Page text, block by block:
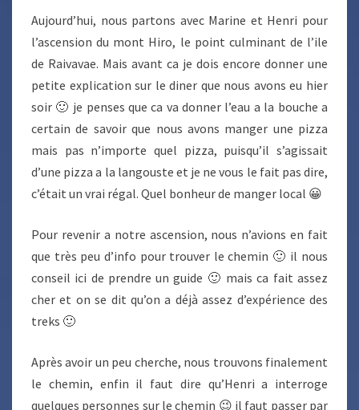
Aujourd’hui, nous partons avec Marine et Henri pour
l’ascension du mont Hiro, le point culminant de l’ile
de Raivavae. Mais avant ca je dois encore donner une
petite explication sur le diner que nous avons eu hier
soir 🙂 je penses que ca va donner l’eau a la bouche a
certain de savoir que nous avons manger une pizza
mais pas n’importe quel pizza, puisqu’il s’agissait
d’une pizza a la langouste et je ne vous le fait pas dire,
c’était un vrai régal. Quel bonheur de manger local 😀
Pour revenir a notre ascension, nous n’avions en fait
que très peu d’info pour trouver le chemin 🙂 il nous
conseil ici de prendre un guide 🙂 mais ca fait assez
cher et on se dit qu’on a déjà assez d’expérience des
treks 🙂
Après avoir un peu cherche, nous trouvons finalement
le chemin, enfin il faut dire qu’Henri a interroge
quelques personnes sur le chemin 😉 il faut passer par